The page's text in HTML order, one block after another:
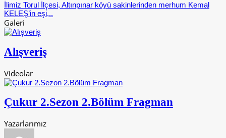
İlimiz Torul İlçesi, Altınpınar köyü sakinlerinden merhum Kemal
KELEŞ’in eşi,..
Galeri
Alışveriş
Videolar
Çukur 2.Sezon 2.Bölüm Fragman
Yazarlarımız